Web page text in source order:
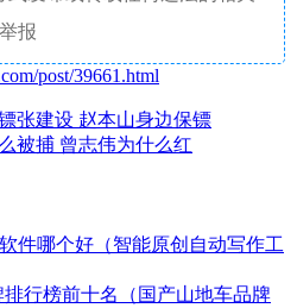
报
post/39661.html
张建设 赵本山身边保镖
被捕 曾志伟为什么红
件哪个好（智能原创自动写作工
排行榜前十名（国产山地车品牌